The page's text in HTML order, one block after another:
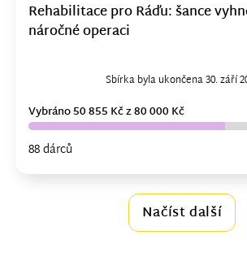
Rehabilitace pro Ráďu: šance
náročné operaci
Sbírka byla ukončena 30. září
88 dárců
Vybráno 50 855 Kč z 80 000 Kč
Načíst další